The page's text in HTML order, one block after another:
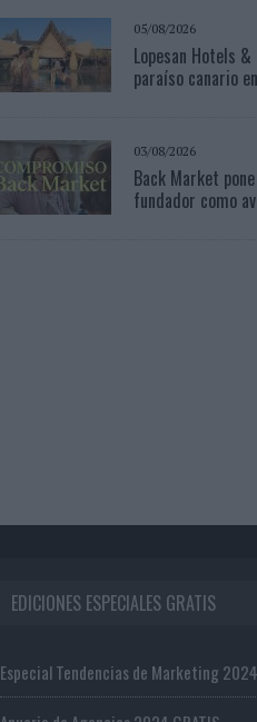
05/08/2026
Lopesan Hotels
paraíso canario
03/08/2026
Back Market
fundador como
EDICIONES ESPECIALES GRATIS
Especial Tendencias de Marketing 2024